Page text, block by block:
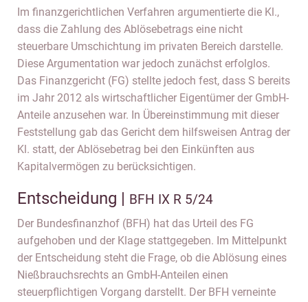
Im finanzgerichtlichen Verfahren argumentierte die Kl.,
dass die Zahlung des Ablösebetrags eine nicht
steuerbare Umschichtung im privaten Bereich darstelle.
Diese Argumentation war jedoch zunächst erfolglos.
Das Finanzgericht (FG) stellte jedoch fest, dass S bereits
im Jahr 2012 als wirtschaftlicher Eigentümer der GmbH-
Anteile anzusehen war. In Übereinstimmung mit dieser
Feststellung gab das Gericht dem hilfsweisen Antrag der
Kl. statt, der Ablösebetrag bei den Einkünften aus
Kapitalvermögen zu berücksichtigen.
Entscheidung | BFH IX R 5/24
Der Bundesfinanzhof (BFH) hat das Urteil des FG
aufgehoben und der Klage stattgegeben. Im Mittelpunkt
der Entscheidung steht die Frage, ob die Ablösung eines
Nießbrauchsrechts an GmbH-Anteilen einen
steuerpflichtigen Vorgang darstellt. Der BFH verneinte